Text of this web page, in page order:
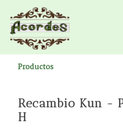
Productos
Recambio Kun -
H